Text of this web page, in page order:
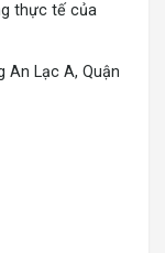
thực tế của
An Lạc A, Quận